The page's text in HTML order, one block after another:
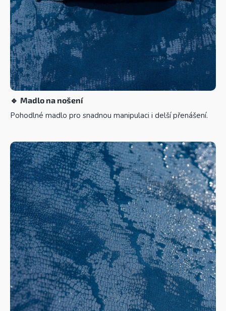
🔹 Madlo na nošení
Pohodlné madlo pro snadnou manipulaci i delší přenášení.